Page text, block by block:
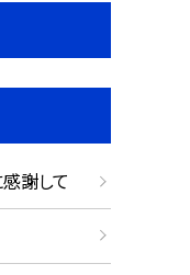
謝して